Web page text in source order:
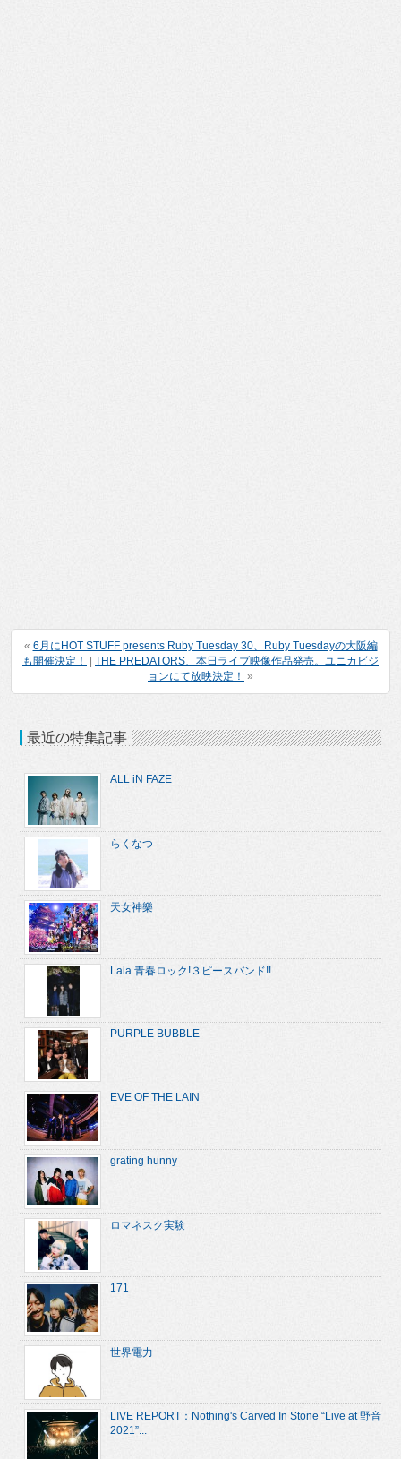
« 6月にHOT STUFF presents Ruby Tuesday 30、Ruby Tuesdayの大阪編
も開催決定！
| THE PREDATORS、本日ライブ映像作品発売。ユニカビジ
ョンにて放映決定！ »
最近の特集記事
ALL iN FAZE
らくなつ
天女神樂
Lala 青春ロック!３ピースバンド!!
PURPLE BUBBLE
EVE OF THE LAIN
grating hunny
ロマネスク実験
171
世界電力
LIVE REPORT：Nothing's Carved In Stone “Live at 野音
2021”...